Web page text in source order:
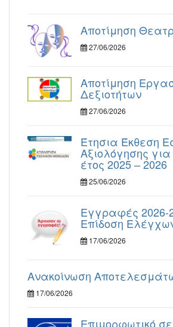
Αποτίμηση
27/06/2026
Αποτίμηση
Δεξιοτήτων
27/06/2026
Έτησια Έκθεση
Αξιολόγησης για
έτος 2025 – 2026
25/06/2026
Εγγραφές 2026-
Επίδοση
17/06/2026
Ανακοίνωση
17/06/2026
Επιμορφωτικό